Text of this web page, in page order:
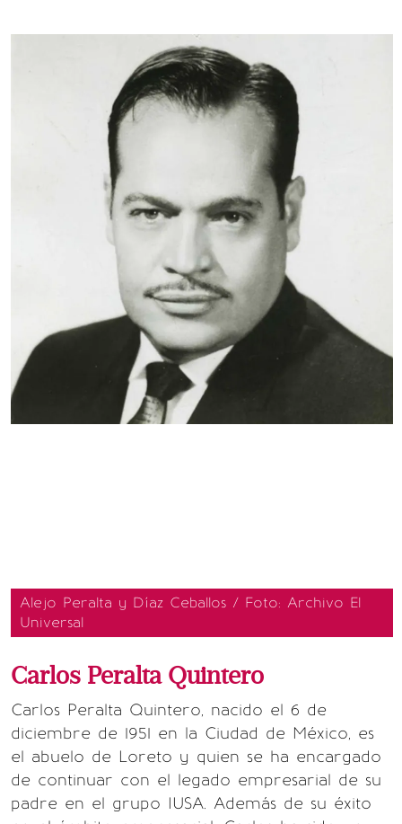
Alejo Peralta y Díaz Ceballos / Foto: Archivo El
Universal
Carlos Peralta Quintero
Carlos Peralta Quintero, nacido el 6 de
diciembre de 1951 en la Ciudad de México, es
el abuelo de Loreto y quien se ha encargado
de continuar con el legado empresarial de su
padre en el grupo IUSA. Además de su éxito